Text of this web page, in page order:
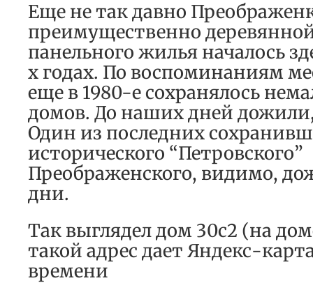
Еще не так давно
преимущественно
панельного жилья началось
х годах. По воспоминаниям
еще в 1980-е сохранялось
домов. До наших дней
Один из последних
исторического “Петровского”
Преображенского, видимо,
дни.
Так выглядел дом 30с2 (на
такой адрес дает Яндекс-
времени